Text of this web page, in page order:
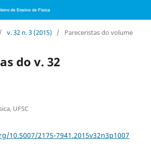
/ v. 32 n. 3 (2015) / Pareceristas do volume
do v. 32
UFSC
10.5007/2175-7941.2015v32n3p1007